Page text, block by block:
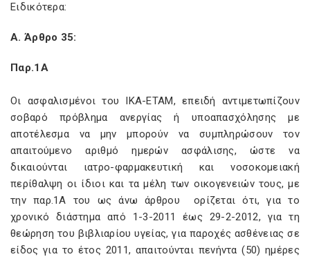
Ειδικότερα:
Α. Άρθρο 35:
Παρ.1Α
Οι ασφαλισμένοι του ΙΚΑ-ΕΤΑΜ, επειδή αντιμετωπίζουν
σοβαρό πρόβλημα ανεργίας ή υποαπασχόλησης με
αποτέλεσμα να μην μπορούν να συμπληρώσουν τον
απαιτούμενο αριθμό ημερών ασφάλισης, ώστε να
δικαιούνται ιατρο-φαρμακευτική και νοσοκομειακή
περίθαλψη οι ίδιοι και τα μέλη των οικογενειών τους, με
την παρ.1Α του ως άνω άρθρου ορίζεται ότι, για το
χρονικό διάστημα από 1-3-2011 έως 29-2-2012, για τη
θεώρηση του βιβλιαρίου υγείας, για παροχές ασθένειας σε
είδος για το έτος 2011, απαιτούνται πενήντα (50) ημέρες